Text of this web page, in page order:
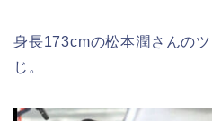
身長173cmの松本潤さんの
じ。